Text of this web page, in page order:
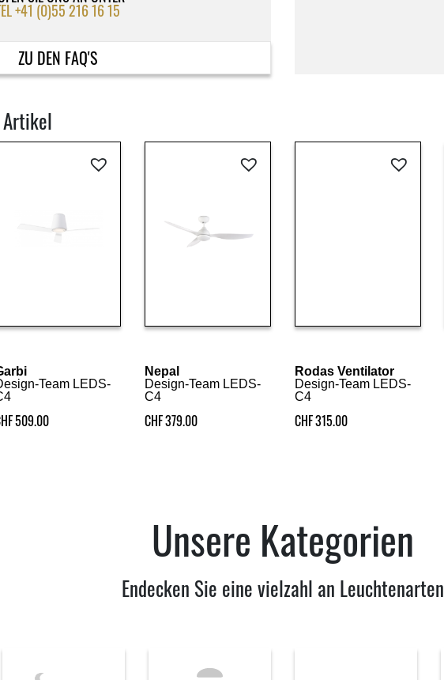
+41 (0)55 216 16 15
ZU DEN FAQ'S
Artikel
Team LEDS-
509.00
Nepal
Design-Team LEDS-
C4
CHF379.00
Rodas Ventilator
Design-Team LEDS-
C4
CHF315.00
Unsere Kategorien
Endecken Sie eine vielzahl an Leuchtenarten